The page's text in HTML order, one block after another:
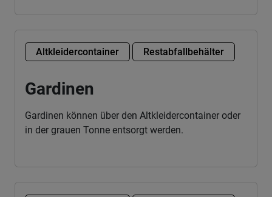
Altkleidercontainer Restabfallbehälter
Gardinen
Gardinen können über den Altkleidercontainer oder
in der grauen Tonne entsorgt werden.